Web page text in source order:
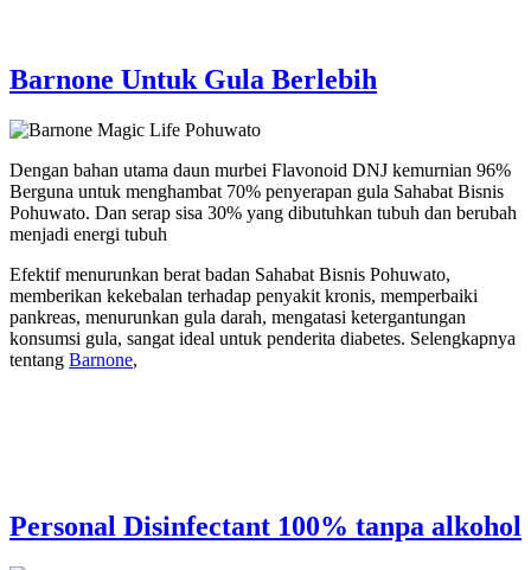
Barnone Untuk Gula Berlebih
Dengan bahan utama daun murbei Flavonoid DNJ kemurnian 96%
Berguna untuk menghambat 70% penyerapan gula Sahabat Bisnis
Pohuwato. Dan serap sisa 30% yang dibutuhkan tubuh dan berubah
menjadi energi tubuh
Efektif menurunkan berat badan Sahabat Bisnis Pohuwato,
memberikan kekebalan terhadap penyakit kronis, memperbaiki
pankreas, menurunkan gula darah, mengatasi ketergantungan
konsumsi gula, sangat ideal untuk penderita diabetes. Selengkapnya
tentang Barnone,
Personal Disinfectant 100% tanpa alkohol